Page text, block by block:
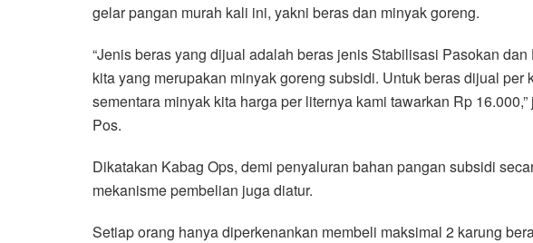
gelar pangan murah kali ini, yakni beras dan minyak goreng.
“Jenis beras yang dijual adalah beras jenis Stabilisasi Pasokan
kita yang merupakan minyak goreng subsidi. Untuk beras dijual
sementara minyak kita harga per liternya kami tawarkan Rp
Pos.
Dikatakan Kabag Ops, demi penyaluran bahan pangan subsidi
mekanisme pembelian juga diatur.
Setiap orang hanya diperkenankan membeli maksimal 2 karung